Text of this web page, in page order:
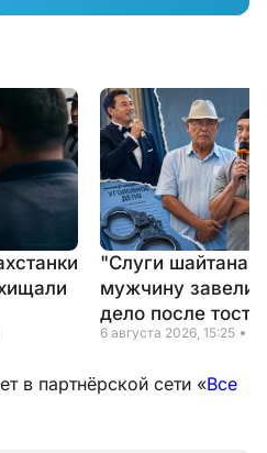
"Слуги шайтана"
мужчину завели
дело после
6 августа 2026, 15:25
в партнёрской сети «Все